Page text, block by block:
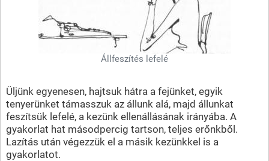
Állfeszítés lefelé
Üljünk egyenesen, hajtsuk hátra a fejünket, egyik
tenyerünket támasszuk az állunk alá, majd állunkat
feszítsük lefelé, a kezünk ellenállásának irányába. A
gyakorlat hat másodpercig tartson, teljes erőnkből.
Lazítás után végezzük el a másik kezünkkel is a
gyakorlatot.